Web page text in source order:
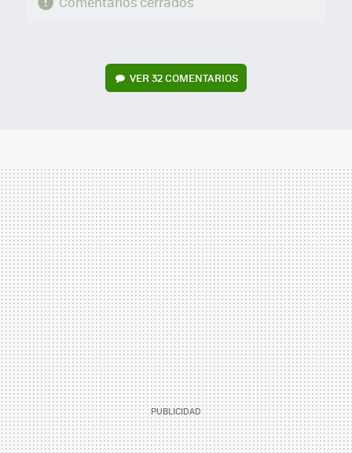
VER32 COMENTARIOS